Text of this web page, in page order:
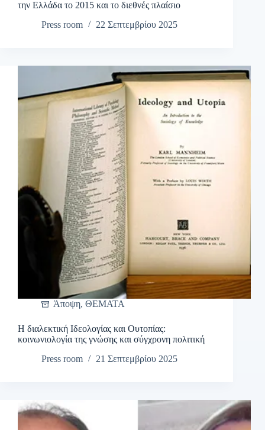
την Ελλάδα το 2015 και το διεθνές πλαίσιο
Press room
22 Σεπτεμβρίου 2025
Άποψη, ΘΕΜΑΤΑ
Η διαλεκτική Ιδεολογίας και Ουτοπίας:
κοινωνιολογία της γνώσης και σύγχρονη πολιτική
Press room
21 Σεπτεμβρίου 2025